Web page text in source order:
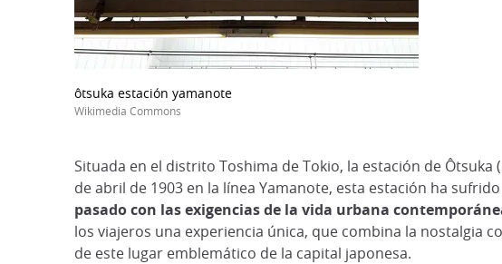
ôtsuka estación yamanote
Wikimedia Commons
Situada en el distrito Toshima de Tokio, la estación de Ôtsuka
de abril de 1903 en la línea Yamanote, esta estación ha
pasado con las exigencias de la vida urbana
los viajeros una experiencia única, que combina la nostalgia
de este lugar emblemático de la capital japonesa.